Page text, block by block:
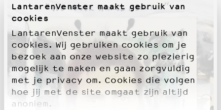
LantarenVenster maakt gebruik van
cookies
LantarenVenster maakt gebruik van
cookies. Wij gebruiken cookies om je
bezoek aan onze website zo plezierig
mogelijk te maken en gaan zorgvuldig
met je privacy om. Cookies die volgen
hoe jij met de site omgaat zijn altijd
anoniem.